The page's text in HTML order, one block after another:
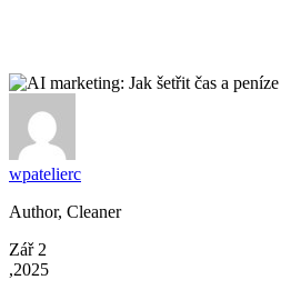
wpatelierc
Author, Cleaner
Zář 2
,2025